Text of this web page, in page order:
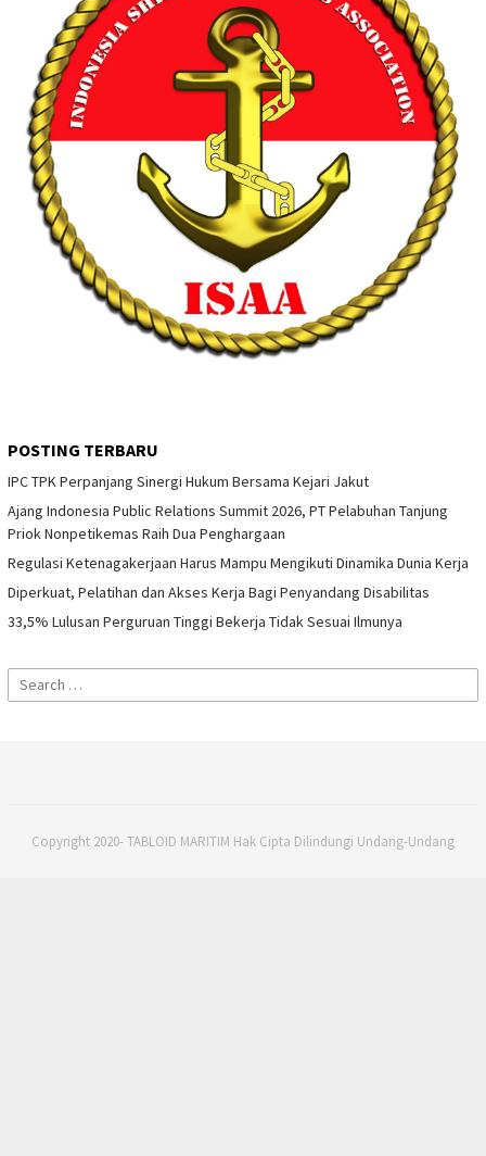
POSTING TERBARU
IPC TPK Perpanjang Sinergi Hukum Bersama Kejari Jakut
Ajang Indonesia Public Relations Summit 2026, PT Pelabuhan Tanjung
Priok Nonpetikemas Raih Dua Penghargaan
Regulasi Ketenagakerjaan Harus Mampu Mengikuti Dinamika Dunia Kerja
Diperkuat, Pelatihan dan Akses Kerja Bagi Penyandang Disabilitas
33,5% Lulusan Perguruan Tinggi Bekerja Tidak Sesuai Ilmunya
Search
for:
Copyright 2020- TABLOID MARITIM Hak Cipta Dilindungi Undang-Undang